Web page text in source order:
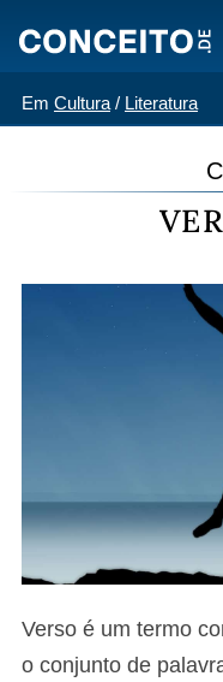
Em Cultura / Literatura
Verso é um termo
o conjunto de